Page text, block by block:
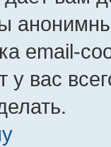
email-
у вас